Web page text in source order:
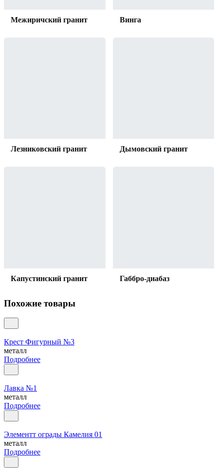
Межиричский гранит Винга
Лезниковский гранит Дымовский гранит
Капустинский гранит Габбро-диабаз
Похожие товары
Крест Фигурный №3
металл
Подробнее
Лавка №1
металл
Подробнее
Элементт ограды Камелия 01
металл
Подробнее